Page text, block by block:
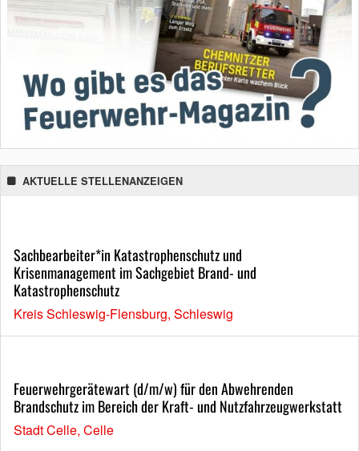
AKTUELLE STELLENANZEIGEN
Sachbearbeiter*in Katastrophenschutz und
Krisenmanagement im Sachgebiet Brand- und
Katastrophenschutz
Kreis Schleswig-Flensburg, Schleswig
Feuerwehrgerätewart (d/m/w) für den Abwehrenden
Brandschutz im Bereich der Kraft- und Nutzfahrzeugwerkstatt
Stadt Celle, Celle